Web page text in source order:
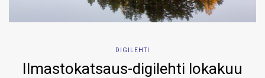
DIGILEHTI
Ilmastokatsaus-digilehti lokakuu